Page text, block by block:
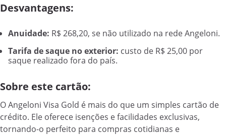
Desvantagens:
Anuidade: R$ 268,20, se não utilizado na rede Angeloni.
Tarifa de saque no exterior: custo de R$ 25,00 por
saque realizado fora do país.
Sobre este cartão:
O Angeloni Visa Gold é mais do que um simples cartão de
crédito. Ele oferece isenções e facilidades exclusivas,
tornando-o perfeito para compras cotidianas e